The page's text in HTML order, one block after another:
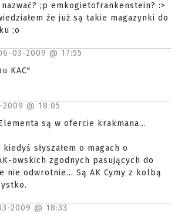
;p emkogietofrankenstein? :>
że już są takie magazynki do
;o
03-2009 @ 17:55
KAC"
@ 18:05
są w ofercie krakmana...
słyszałem o magach o
owskich zgodnych pasujących do
nie odwrotnie... Są AK Cymy z kolbą
2009 @ 18:33